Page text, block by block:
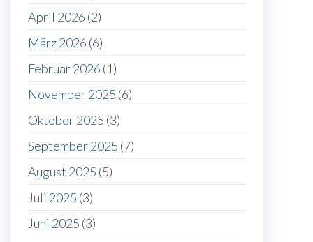
April 2026 (2)
März 2026 (6)
Februar 2026 (1)
November 2025 (6)
Oktober 2025 (3)
September 2025 (7)
August 2025 (5)
Juli 2025 (3)
Juni 2025 (3)